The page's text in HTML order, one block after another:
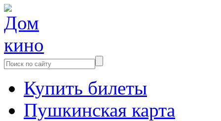
Купить билеты
Пушкинская карта